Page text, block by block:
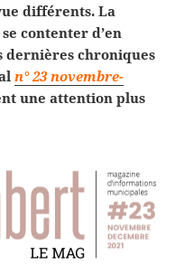
différents. La
contenter d’en
dernières chroniques
n° 23 novembre-
une attention plus